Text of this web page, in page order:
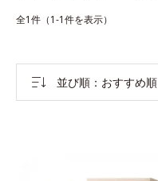
全1件（1-1件を表示）
並び順 おすすめ順